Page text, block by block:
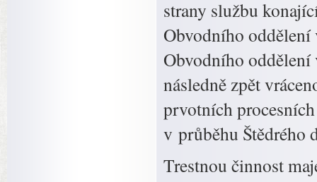
strany službu
Obvodního oddělení
Obvodního
následně zpět
prvotních
v průběhu Štědrého
Trestnou činnost